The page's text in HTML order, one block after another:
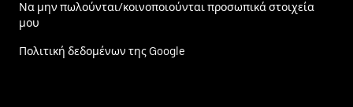
Να μην πωλούνται/κοινοποιούνται προσωπικά στοιχεία
μου
Πολιτική δεδομένων της Google